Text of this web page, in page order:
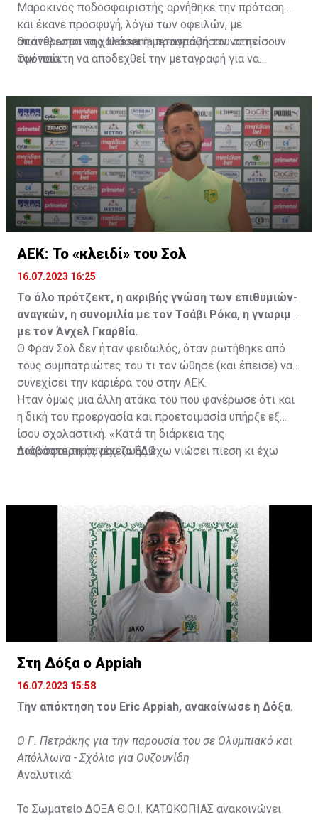
Μαροκινός ποδοσφαιριστής αρνήθηκε την πρόταση
και έκανε προσφυγή, λόγω των οφειλών, με
αποτέλεσμα να χαλάσει η μεταγραφή του στην
Ομόνοια.
Οι άνθρωποι της Hassania προσπάθησαν να πείσουν
τον παίκτη να αποδεχθεί την μεταγραφή για να
μετακίνησή του, αλλά ο παίκτης αρνήθηκε και επέμεινε
να λύσει το συμβόλαιό του, ώστε να μετακομίσει
ελεύθερα σε οποιαδήποτε νέα ομάδα το τρέχον
καλοκαίρι.
ΑΕΚ: Το «κλειδί» του Σολ
16.07.2023 16:25
Το όλο πρότζεκτ, η ακριβής γνώση των επιθυμιών-
αναγκών, η συνομιλία με τον Τσάβι Ρόκα, η γνωριμία
με τον Άνχελ Γκαρθία.
Ο Φραν Σολ δεν ήταν φειδωλός, όταν ρωτήθηκε από
τους συμπατριώτες του τι τον ώθησε (και έπεισε) να
συνεχίσει την καριέρα του στην ΑΕΚ.
Ήταν όμως μια άλλη ατάκα του που φανέρωσε ότι και
η δική του προεργασία και προετοιμασία υπήρξε εξ
ίσου σχολαστική. «Κατά τη διάρκεια της
ποδοσφαιρικής μου ζωής έχω νιώσει πίεση κι έχω
31χρονος άσος.
Διαβάστε τη συνέχειαΕΔΩ
Στη Δόξα ο Appiah
16.07.2023 15:58
Την απόκτηση του Eric Appiah, ανακοίνωσε η Δόξα.
Ο Γ. Πετράκης για την παρουσία του σε Ολυμπιακό και
Απόλλωνα - Σχόλιο για Ουζουνίδη
Αναλυτικά:
Το Σωματείο ΔΟΞΑ Θ.Ο.Ι. ΚΑΤΩΚΟΠΙΑΣ ανακοινώνει